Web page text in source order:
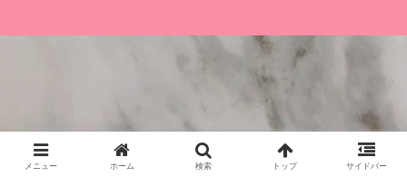
メニュー ホーム 検索 トップ サイドバー